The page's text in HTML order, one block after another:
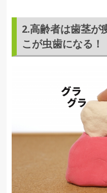
2.高齢者は歯茎が
こが虫歯になる！